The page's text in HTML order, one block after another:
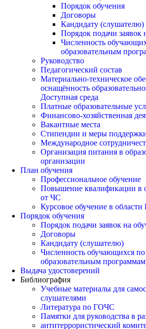
Порядок обучения
Договоры
Кандидату (слушателю)
Порядок подачи заявок
Численность
образовательным
Руководство
Педагогический состав
Материально-техническое
оснащённость
Доступная среда
Платные образовательные
Финансово-хозяйственная
Вакантные места
Стипендии и меры
Международное
Организация питания в
организации
План обучения
Профессиональное обучение
Повышение квалификации в
от ЧС
Курсовое обучение в
Порядок обучения
Порядок подачи заявок на
Договоры
Кандидату (слушателю)
Численность обучающихся
образовательным программам
Выдача удостоверений
Библиография
Учебные материалы для
слушателями
Литература по ГОЧС
Памятки для руководства в
антитеррористический